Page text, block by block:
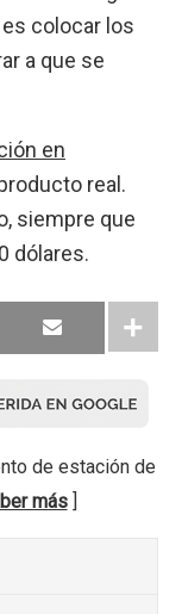
colocar los
a que se
en
real.
siempre que
dólares.
de estación de
más]